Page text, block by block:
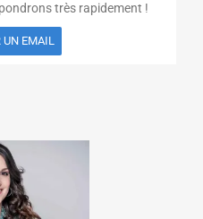
anime
sur la
ressource
Veolia
très rapidement !
UN EMAIL